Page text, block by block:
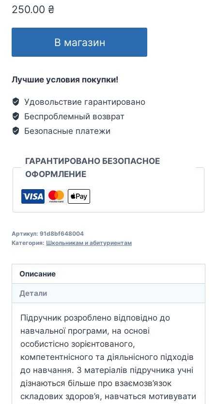
250.00 ₴
В магазин
Лучшие условия покупки!
Удовольствие гарантировано
Беспроблемный возврат
Безопасные платежи
ГАРАНТИРОВАНО БЕЗОПАСНОЕ
ОФОРМЛЕНИЕ
Артикул: 91d8bf648004
Категория: Школьникам и абитуриентам
Описание
Детали
Підручник розроблено відповідно до
навчальної програми, на основі
особистісно зорієнтованого,
компетентнісного та діяльнісного підходів
до навчання. З матеріалів підручника учні
дізнаються більше про взаємозв’язок
складових здоров’я, навчаться мотивувати